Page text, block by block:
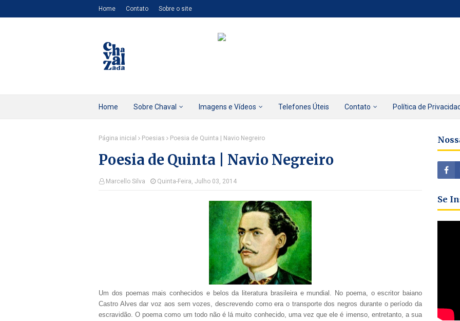
Home Contato Sobre o site
Home Sobre Chaval Imagens e Vídeos Telefones Úteis Contato Política de
Página inicial Poesias Poesia de Quinta | Navio Negreiro
Poesia de Quinta | Navio Negreiro
Marcello Silva Quinta-Feira, Julho 03, 2014
Um dos poemas mais conhecidos e belos da literatura brasileira e mundial. No poema, o escritor baiano
Castro Alves dar voz aos sem vozes, descrevendo como era o transporte dos negros durante o período da
escravidão. O poema como um todo não é lá muito conhecido, uma vez que ele é imenso, entretanto, a sua
Se